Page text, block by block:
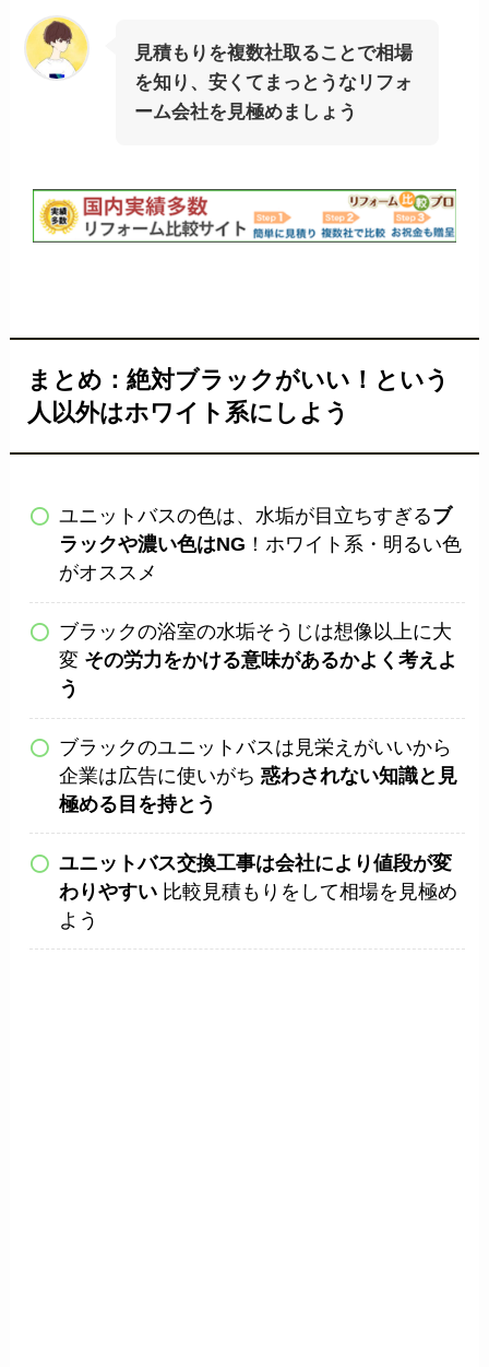
見積もりを複数社取ることで相場
を知り、安くてまっとうなリフォ
ーム会社を見極めましょう
まとめ：絶対ブラックがいい！という
人以外はホワイト系にしよう
ユニットバスの色は、水垢が目立ちすぎるブ
ラックや濃い色はNG ！ホワイト系・明るい色
がオススメ
ブラックの浴室の水垢そうじは想像以上に大
変 その労力をかける意味があるかよく考えよ
う
ブラックのユニットバスは見栄えがいいから
企業は広告に使いがち 惑わされない知識と見
極める目を持とう
ユニットバス交換工事は会社により値段が変
わりやすい比較見積もりをして相場を見極め
よう